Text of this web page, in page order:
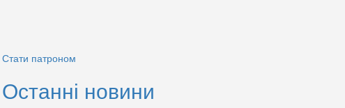
Стати патроном
Останні новини